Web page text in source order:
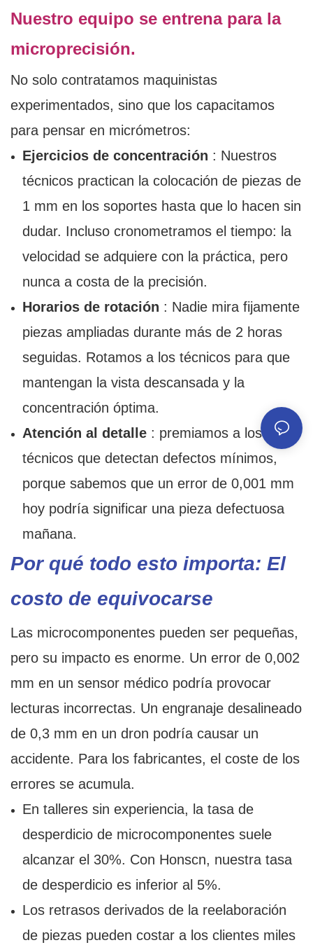
Nuestro equipo se entrena para la
microprecisión.
No solo contratamos maquinistas
experimentados, sino que los capacitamos
para pensar en micrómetros:
Ejercicios de concentración : Nuestros
técnicos practican la colocación de piezas de
1 mm en los soportes hasta que lo hacen sin
dudar. Incluso cronometramos el tiempo: la
velocidad se adquiere con la práctica, pero
nunca a costa de la precisión.
Horarios de rotación : Nadie mira fijamente
piezas ampliadas durante más de 2 horas
seguidas. Rotamos a los técnicos para que
mantengan la vista descansada y la
concentración óptima.
Atención al detalle: premiamos a los
técnicos que detectan defectos mínimos,
porque sabemos que un error de 0,001 mm
hoy podría significar una pieza defectuosa
mañana.
Por qué todo esto importa: El
costo de equivocarse
Las microcomponentes pueden ser pequeñas,
pero su impacto es enorme. Un error de 0,002
mm en un sensor médico podría provocar
lecturas incorrectas. Un engranaje desalineado
de 0,3 mm en un dron podría causar un
accidente. Para los fabricantes, el coste de los
errores se acumula.
En talleres sin experiencia, la tasa de
desperdicio de microcomponentes suele
alcanzar el 30%. Con Honscn, nuestra tasa
de desperdicio es inferior al 5%.
Los retrasos derivados de la reelaboración
de piezas pueden costar a los clientes miles